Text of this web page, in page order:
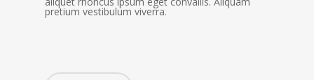
pretium vestibulum viverra.